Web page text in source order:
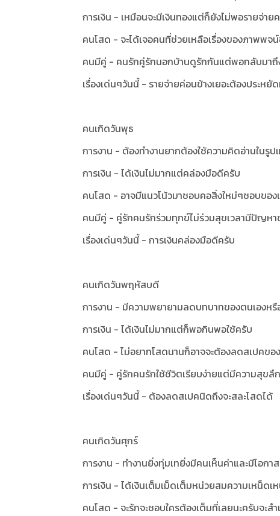
การเงิน - เหมือนจะมีเงินทองแต่ก็ยังไม่พอรายจ่าย
คนโสด - จะได้เจอคนที่ช่วยเหลือเรื่องของภาพพจ
คนมีคู่ - คนรักคู่รักนอกบ้านดูรักกันแต่พอกลับมาถึ
เรื่องเด่นๆวันนี้ - รายจ่ายค่อนข้างเยอะต้องประหยั
คนเกิดวันพุธ
การงาน - ต้องทำงานยากต้องใช้ความคิดอ่านในรู
การเงิน - ได้เงินไม่มากแต่คล่องมือดีครับ
คนโสด - อาจมีแนวโน้วมาชอบคอสิ่งใหม่ๆชอบขอ
คนมีคู่ - คู่รักคนรักร่วมทุกข์ไม่ร่วมสุขเวลามีปัญห
เรื่องเด่นๆวันนี้ - การเงินคล่องมือดีครับ
คนเกิดวันพฤหัสบดี
การงาน - มีความพยายามลดบทบาทของตนเองห
การเงิน - ได้เงินไม่มากแต่ก็พอกินพอใช้ครับ
คนโสด - ไม่อยากโสดนานก็อาจจะต้องลดสเปคขอ
คนมีคู่ - คู่รักคนรักใช้ชีวิตเรียบง่ายแต่มีความสุขลึ
เรื่องเด่นๆวันนี้ - ต้องลดสเปคนิดถึงจะสละโสดได้
คนเกิดวันศุกร์
การงาน - ทำงานยิ่งทุ่มเทยิ่งมีคนเห็นค่าและมีโอกา
การเงิน - ได้เงินเต็มเม็ดเต็มหน่วยสมความเหน็ดเ
คนโสด - จะรักจะชอบใครต้องเต็มที่เลยนะครับจะส